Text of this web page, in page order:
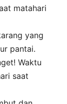
matahari
yang
pantai.
Waktu
saat